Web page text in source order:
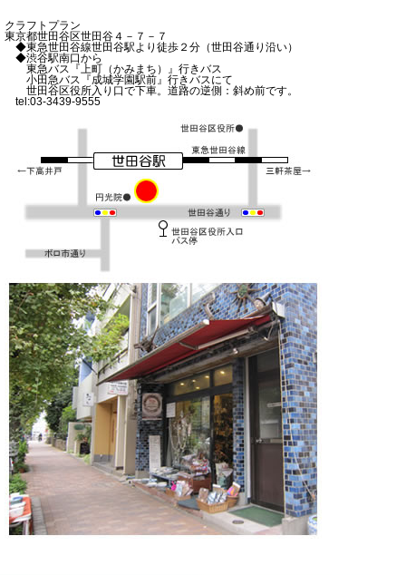
クラフトプラン
東京都世田谷区世田谷４－７－７
◆東急世田谷線世田谷駅より徒歩２分（世田谷通り沿い）
◆渋谷駅南口から
東急バス『上町（かみまち）』行きバス
小田急バス『成城学園駅前』行きバスにて
世田谷区役所入り口で下車。道路の逆側：斜め前です。
tel:03-3439-9555